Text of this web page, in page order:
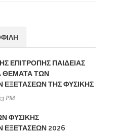
ΕΠΙΤΡΟΠΗΣ ΠΑΙΔΕΙΑΣ
ΘΕΜΑΤΑ ΤΩΝ
ΕΞΕΤΑΣΕΩΝ ΤΗΣ ΦΥΣΙΚΗΣ
PM
ΦΥΣΙΚΗΣ
ΕΞΕΤΑΣΕΩΝ 2026